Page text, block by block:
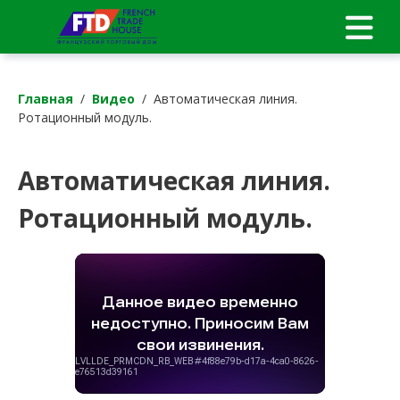
Главная / Видео / Автоматическая линия.
Ротационный модуль.
Автоматическая линия.
Ротационный модуль.